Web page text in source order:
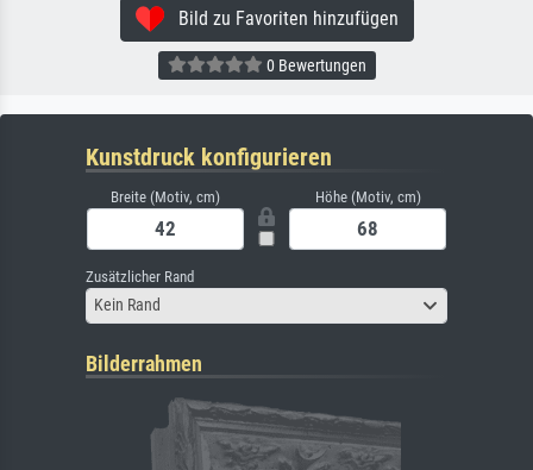
Bild zu Favoriten hinzufügen
0 Bewertungen
Kunstdruck konfigurieren
Breite (Motiv, cm) Höhe (Motiv, cm)
Zusätzlicher Rand
Kein Rand
Bilderrahmen